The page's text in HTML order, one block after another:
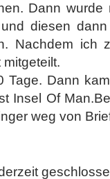
Dann wurde
diesen
Nachdem ich
Tage. Dann
Insel Of
weg von